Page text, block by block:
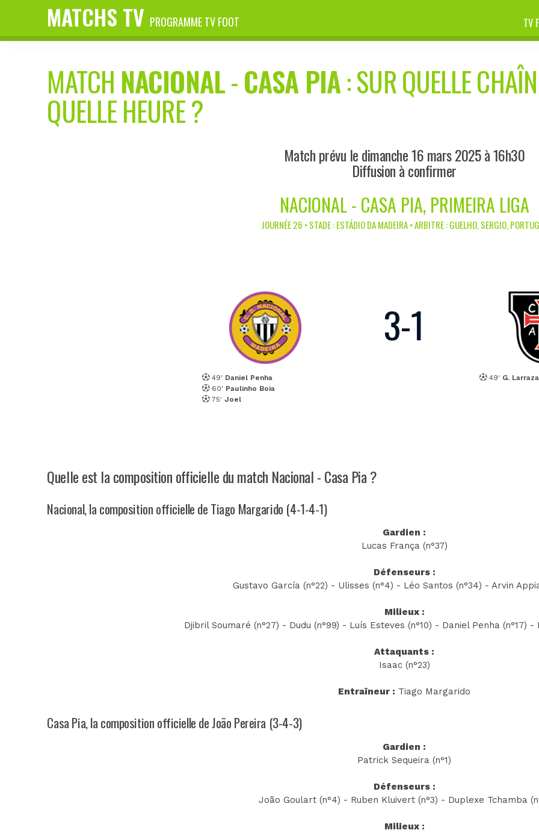
MATCHS TV PROGRAMME TV FOOT TV
MATCH NACIONAL-CASA PIA: SUR QUELLE
QUELLE HEURE ?
Match prévu le dimanche 16 mars 2025 à 16h30
Diffusion à confirmer
NACIONAL - CASA PIA, PRIMEIRA LIGA
JOURNÉE 26 • STADE : ESTÁDIO DA MADEIRA • ARBITRE : GUELHO, SERGIO,
49' Daniel Penha
60' Paulinho Boia
75' Joel
3-1
49' G.
Quelle est la composition officielle du match Nacional - Casa Pia ?
Nacional, la composition officielle de Tiago Margarido (4-1-4-1)
Gardien :
Lucas França (n°37)
Défenseurs :
Gustavo García (n°22) - Ulisses (n°4) - Léo Santos (n°34) - Arvin
Milieux :
Djibril Soumaré (n°27) - Dudu (n°99) - Luís Esteves (n°10) - Daniel Penha (n°17) -
Attaquants :
Isaac (n°23)
Entraîneur : Tiago Margarido
Casa Pia, la composition officielle de João Pereira (3-4-3)
Gardien :
Patrick Sequeira (n°1)
Défenseurs :
João Goulart (n°4) - Ruben Kluivert (n°3) - Duplexe Tchamba
Milieux :